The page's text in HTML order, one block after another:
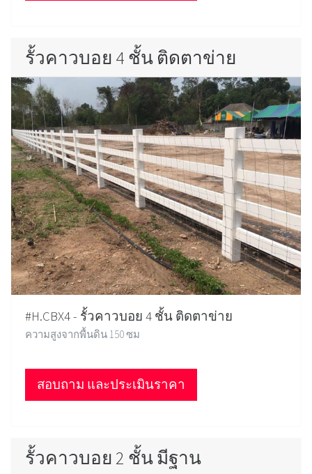
รั้วคาวบอย 4 ชั้น ติดตาข่าย
#H.CBX4 - รั้วคาวบอย 4 ชั้น ติดตาข่าย
ความสูงจากพื้นดิน 150 ซม
สอบถาม และประเมินราคา
รั้วคาวบอย 2 ชั้น มีฐาน